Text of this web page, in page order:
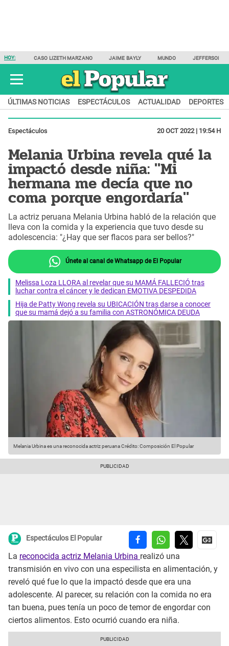
HOY: CASO LIZETH MARZANO JAIME BAYLY MUNDO JEFFERSON
ÚLTIMAS NOTICIAS ESPECTÁCULOS ACTUALIDAD DEPORTES
Espectáculos 20 OCT 2022 | 19:54 H
Melania Urbina revela qué la
impactó desde niña: "Mi
hermana me decía que no
coma porque engordaría"
La actriz peruana Melania Urbina habló de la relación que
lleva con la comida y la experiencia que tuvo desde su
adolescencia: "¿Hay que ser flacos para ser bellos?"
Únete al canal de Whatsapp de El Popular
Melissa Loza LLORA al revelar que su MAMÁ FALLECIÓ tras
luchar contra el cáncer y le dedican EMOTIVA DESPEDIDA
Hija de Patty Wong revela su UBICACIÓN tras darse a conocer
que su mamá dejó a su familia con ASTRONÓMICA DEUDA
Melania Urbina es una reconocida actriz peruanaCrédito: Composición El Popular
Espectáculos El Popular
La reconocida actriz Melania Urbina realizó una
transmisión en vivo con una especilista en alimentación, y
reveló qué fue lo que la impactó desde que era una
adolescente. Al parecer, su relación con la comida no era
tan buena, pues tenía un poco de temor de engordar con
ciertos alimentos. Esto ocurrió cuando era niña.